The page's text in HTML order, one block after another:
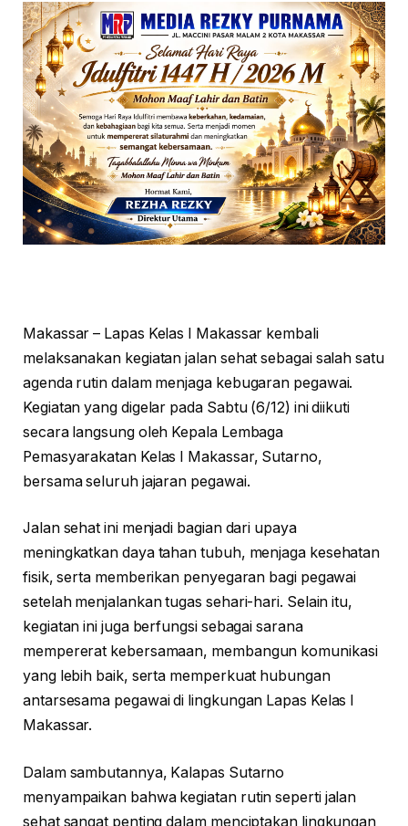
Makassar – Lapas Kelas I Makassar kembali
melaksanakan kegiatan jalan sehat sebagai salah satu
agenda rutin dalam menjaga kebugaran pegawai.
Kegiatan yang digelar pada Sabtu (6/12) ini diikuti
secara langsung oleh Kepala Lembaga
Pemasyarakatan Kelas I Makassar, Sutarno,
bersama seluruh jajaran pegawai.
Jalan sehat ini menjadi bagian dari upaya
meningkatkan daya tahan tubuh, menjaga kesehatan
fisik, serta memberikan penyegaran bagi pegawai
setelah menjalankan tugas sehari-hari. Selain itu,
kegiatan ini juga berfungsi sebagai sarana
mempererat kebersamaan, membangun komunikasi
yang lebih baik, serta memperkuat hubungan
antarsesama pegawai di lingkungan Lapas Kelas I
Makassar.
Dalam sambutannya, Kalapas Sutarno
menyampaikan bahwa kegiatan rutin seperti jalan
sehat sangat penting dalam menciptakan lingkungan